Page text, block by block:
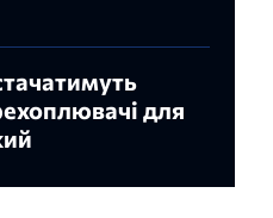
для